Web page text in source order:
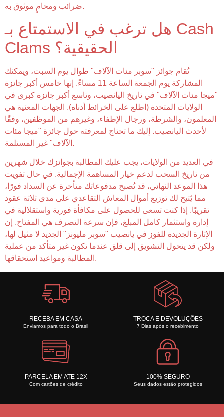
ضرائب ومحامٍ موثوق به.
هل ترغب في الاستمتاع بـ Cash
Clams الحقيقية؟
تُقام جوائز "سوبر مئات الآلاف" طوال يوم السبت، ويمكنك
المشاركة يوم الجمعة الساعة 11 مساءً. إنها خامس أكبر جائزة
"ميجا مئات الآلاف" في تاريخ اليانصيب، وتاسع أكبر جائزة كبرى في
الولايات المتحدة (اطلع على الخرائط أدناه). الجهات المعنية هي
المعلمون، والشرطة، ورجال الإطفاء، وغيرهم من الموظفين، وفقًا
لأحدث اليانصيب. إليك ما تحتاج لمعرفته حول جائزة "ميجا مئات
الآلاف" غير المستلمة.
في العديد من الولايات، يجب عليك المطالبة بجوائزك خلال شهرين
من تاريخ السحب لدعم خيار المساهمة الإجمالية. في حال تفويت
هذا الموعد النهائي، قد تُصبح مدفوعاتك متأخرة عن السداد فورًا،
مما يُتيح لك توزيع أموال المعاش التقاعدي على مدى ثلاثة عقود
تقريبًا. إذا كنت تسعى للحصول على مكافأة فورية واستقلالية في
إدارة واستثمار كامل المبلغ، فإن سرعة التصرف هي المفتاح. إن
الإثارة الجديدة للفوز في يانصيب "سوبر مليونز" الجديد لا مثيل لها،
ولكن قد يتحول التشويق إلى قلق عندما تكون غير متأكد من عملية
المطالبة ومواعيد استحقاقها.
RECEBA EM CASA
Enviamos para todo o Brasil
TROCA E DEVOLUÇÕES
7 Dias após o recebimento
PARCELA EM ATE 12X
Com cartões de crédito
100% SEGURO
Seus dados estão protegidos